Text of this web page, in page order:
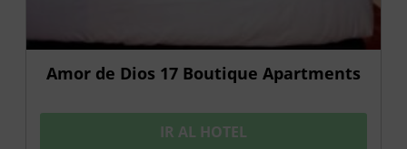
Amor de Dios 17 Boutique Apartments
IR AL HOTEL